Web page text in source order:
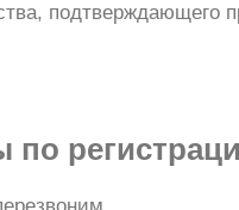
подтверждающего
по